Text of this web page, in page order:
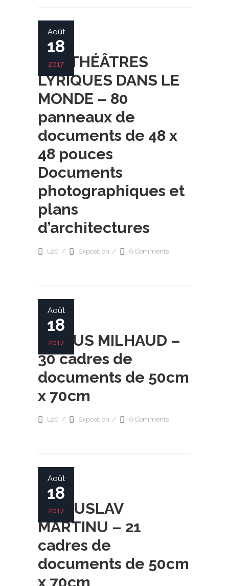
Août
18
2017
LES THÉÂTRES
LYRIQUES DANS LE
MONDE – 80
panneaux de
documents de 48 x
48 pouces
Documents
photographiques et
plans
d’architectures
L20 Exposition 0 Comments
Août
18
2017
DARIUS MILHAUD –
30 cadres de
documents de 50cm
x 70cm
L20 Exposition 0 Comments
Août
18
2017
MOHUSLAV
MARTINU – 21
cadres de
documents de 50cm
x 70cm